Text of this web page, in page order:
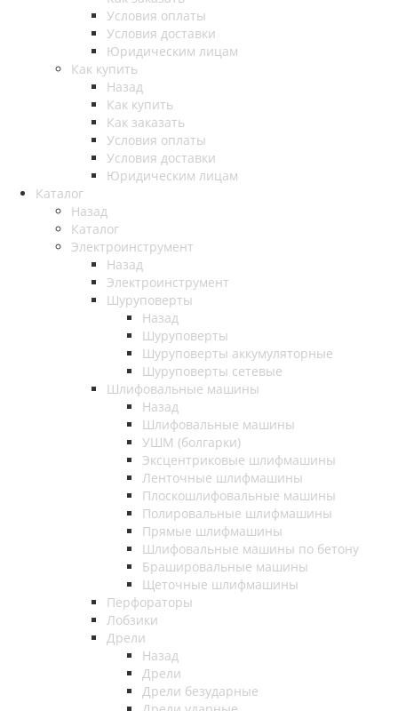
Условия оплаты
Условия доставки
Юридическим лицам
Как купить
Назад
Как купить
Как заказать
Условия оплаты
Условия доставки
Юридическим лицам
Каталог
Назад
Каталог
Электроинструмент
Назад
Электроинструмент
Шуруповерты
Назад
Шуруповерты
Шуруповерты аккумуляторные
Шуруповерты сетевые
Шлифовальные машины
Назад
Шлифовальные машины
УШМ (болгарки)
Эксцентриковые шлифмашины
Ленточные шлифмашины
Плоскошлифовальные машины
Полировальные шлифмашины
Прямые шлифмашины
Шлифовальные машины по бетону
Брашировальные машины
Щеточные шлифмашины
Перфораторы
Лобзики
Дрели
Назад
Дрели
Дрели безударные